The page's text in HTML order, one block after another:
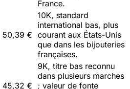
France.
50,39 €
10K, standard
international bas, plus
courant aux États-Unis
que dans les bijouteries
françaises.
45,32 €
9K, titre bas reconnu
dans plusieurs marches
; valeur de fonte